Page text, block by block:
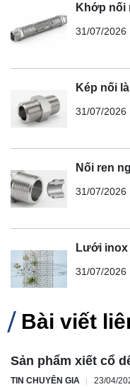
Khớp nối
31/07/2026
Kép nối
31/07/2026
Nối ren
31/07/2026
Lưới inox
31/07/2026
Bài viết
Sản phẩm xiết cổ
TIN CHUYÊN GIA 23/04/